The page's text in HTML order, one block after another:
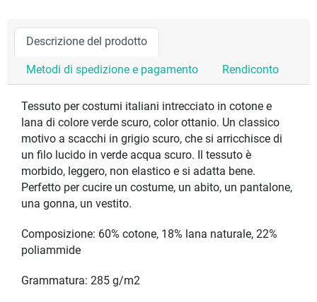
Descrizione del prodotto
Metodi di spedizione e pagamento Rendiconto
Tessuto per costumi italiani intrecciato in cotone e
lana di colore verde scuro, color ottanio. Un classico
motivo a scacchi in grigio scuro, che si arricchisce di
un filo lucido in verde acqua scuro. Il tessuto è
morbido, leggero, non elastico e si adatta bene.
Perfetto per cucire un costume, un abito, un pantalone,
una gonna, un vestito.
Composizione: 60% cotone, 18% lana naturale, 22%
poliammide
Grammatura: 285 g/m2